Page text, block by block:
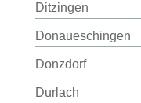
Ditzingen
Donaueschingen
Donzdorf
Durlach